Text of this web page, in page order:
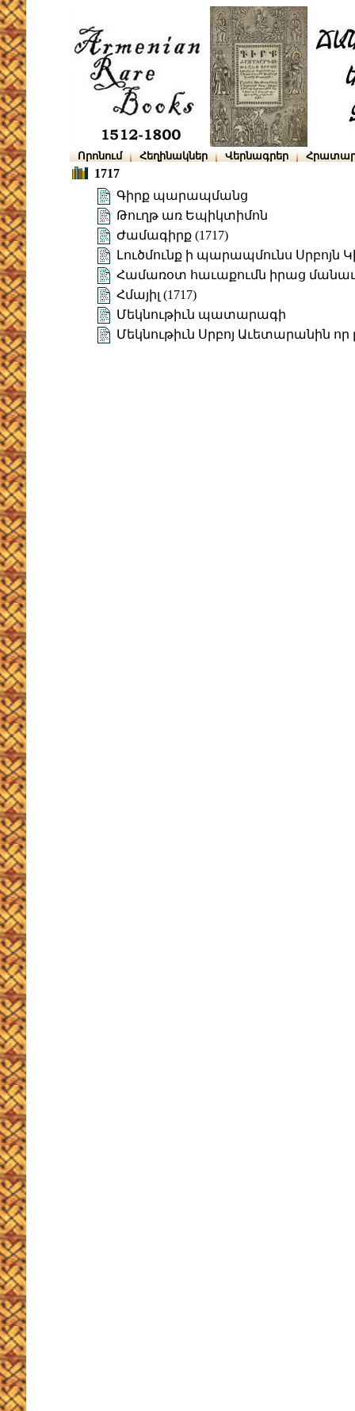
Որոնում Հեղինակներ Վերնագրեր
1717
Գիրք պարապմանց
Թուղթ առ Եպիկտիմոն
Ժամագիրք (1717)
Լուծմունք ի պարապմունս Սրբոյն
Համառօտ հաւաքումն իրաց
Հմայիլ (1717)
Մեկնութիւն պատարագի
Մեկնութիւն Սրբոյ Աւետարանին որ